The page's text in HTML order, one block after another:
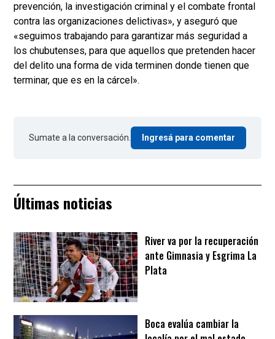
prevención, la investigación criminal y el combate frontal
contra las organizaciones delictivas», y aseguró que
«seguimos trabajando para garantizar más seguridad a
los chubutenses, para que aquellos que pretenden hacer
del delito una forma de vida terminen donde tienen que
terminar, que es en la cárcel».
Sumate a la conversación. Ingresá para comentar
Últimas noticias
River va por la recuperación
ante Gimnasia y Esgrima La
Plata
Boca evalúa cambiar la